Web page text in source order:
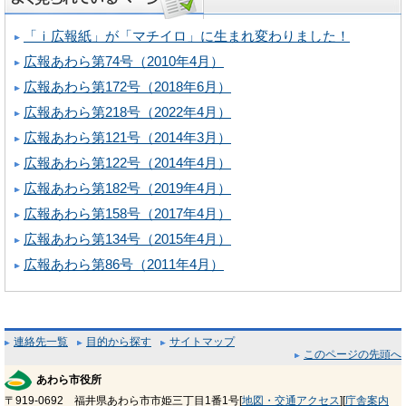
「ｉ広報紙」が「マチイロ」に生まれ変わりました！
広報あわら第74号（2010年4月）
広報あわら第172号（2018年6月）
広報あわら第218号（2022年4月）
広報あわら第121号（2014年3月）
広報あわら第122号（2014年4月）
広報あわら第182号（2019年4月）
広報あわら第158号（2017年4月）
広報あわら第134号（2015年4月）
広報あわら第86号（2011年4月）
連絡先一覧 目的から探す
サイトマップ
このページの先頭へ
あわら市役所
〒919-0692 福井県あわら市市姫三丁目1番1号[地図・交通アクセス][庁舎案内